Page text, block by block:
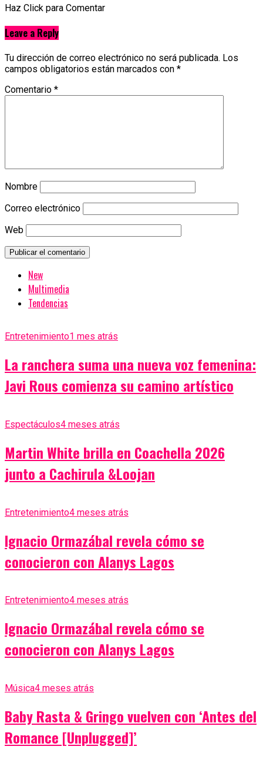
Haz Click para Comentar
Leave a Reply
Tu dirección de correo electrónico no será publicada. Los
campos obligatorios están marcados con *
Comentario *
Nombre
Correo electrónico
Web
New
Multimedia
Tendencias
Entretenimiento1 mes atrás
La ranchera suma una nueva voz femenina:
Javi Rous comienza su camino artístico
Espectáculos4 meses atrás
Martin White brilla en Coachella 2026
junto a Cachirula &Loojan
Entretenimiento4 meses atrás
Ignacio Ormazábal revela cómo se
conocieron con Alanys Lagos
Entretenimiento4 meses atrás
Ignacio Ormazábal revela cómo se
conocieron con Alanys Lagos
Música4 meses atrás
Baby Rasta & Gringo vuelven con ‘Antes del
Romance [Unplugged]’